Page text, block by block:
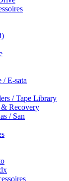
E-sata
/ Tape Library
Recovery
/ San